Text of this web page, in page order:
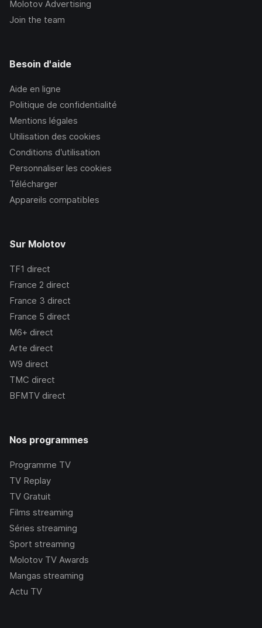
Molotov Advertising
Join the team
Besoin d'aide
Aide en ligne
Politique de confidentialité
Mentions légales
Utilisation des cookies
Conditions d’utilisation
Personnaliser les cookies
Télécharger
Appareils compatibles
Sur Molotov
TF1 direct
France 2 direct
France 3 direct
France 5 direct
M6+ direct
Arte direct
W9 direct
TMC direct
BFMTV direct
Nos programmes
Programme TV
TV Replay
TV Gratuit
Films streaming
Séries streaming
Sport streaming
Molotov TV Awards
Mangas streaming
Actu TV